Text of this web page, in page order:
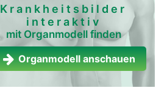
Krankheitsbilder
interaktiv
mit Organmodell finden
Organmodell anschauen